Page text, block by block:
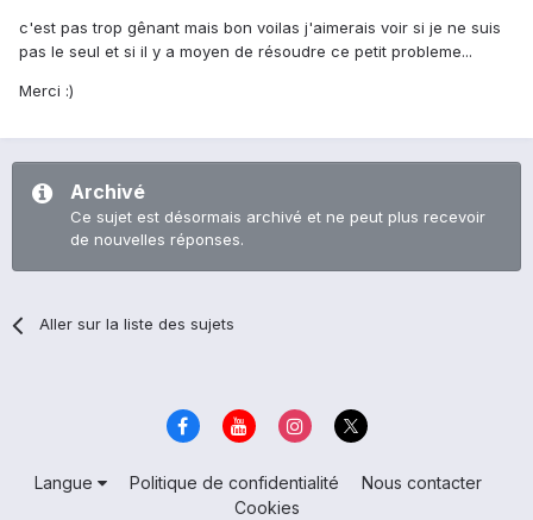
c'est pas trop gênant mais bon voilas j'aimerais voir si je ne suis
pas le seul et si il y a moyen de résoudre ce petit probleme...
Merci :)
Archivé
Ce sujet est désormais archivé et ne peut plus recevoir
de nouvelles réponses.
Aller sur la liste des sujets
Langue Politique de confidentialité
Nous contacter
Cookies